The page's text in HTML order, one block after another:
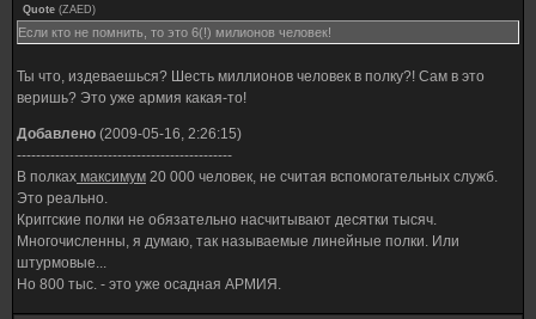
Quote (ZAED)
Если кто не помнить, то это 6(!) милионов человек!
Ты что, издеваешься? Шесть миллионов человек в полку?! Сам в это
веришь? Это уже армия какая-то!
Добавлено (2009-05-16, 2:26:15)
---------------------------------------------
В полках максимум 20 000 человек, не считая вспомогательных служб.
Это реально.
Криггские полки не обязательно насчитывают десятки тысяч.
Многочисленны, я думаю, так называемые линейные полки. Или
штурмовые...
Но 800 тыс. - это уже осадная АРМИЯ.